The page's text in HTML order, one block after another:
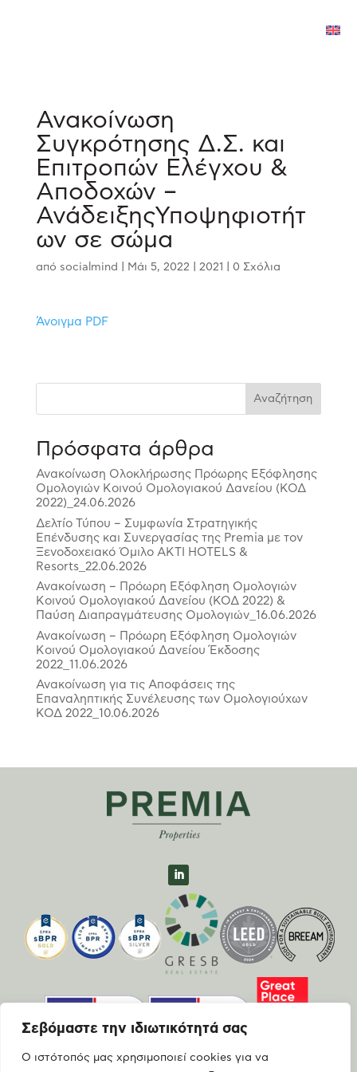
Σεβόμαστε την ιδιωτικότητά σας
Ο ιστότοπός μας χρησιμοποιεί cookies για να
Ανακοίνωση
Συγκρότησης Δ.Σ. και
Επιτροπών Ελέγχου &
Αποδοχών –
ΑνάδειξηςΥποψηφιοτήτ
ων σε σώμα
από socialmind Μάι 5, 2022 2021 0 Σχόλια
Άνοιγμα PDF
Αναζήτηση
Πρόσφατα άρθρα
Ανακοίνωση Ολοκλήρωσης Πρόωρης Εξόφλησης
Ομολογιών Κοινού Ομολογιακού Δανείου (ΚΟΔ
2022)_24.06.2026
Δελτίο Τύπου – Συμφωνία Στρατηγικής
Επένδυσης και Συνεργασίας της Premia με τον
Ξενοδοχειακό Όμιλο ΑΚΤΙ HOTELS &
Resorts_22.06.2026
Ανακοίνωση – Πρόωρη Εξόφληση Ομολογιών
Κοινού Ομολογιακού Δανείου (ΚΟΔ 2022) &
Παύση Διαπραγμάτευσης Ομολογιών_16.06.2026
Ανακοίνωση – Πρόωρη Εξόφληση Ομολογιών
Κοινού Ομολογιακού Δανείου Έκδοσης
2022_11.06.2026
Ανακοίνωση για τις Αποφάσεις της
Επαναληπτικής Συνέλευσης των Ομολογιούχων
ΚΟΔ 2022_10.06.2026